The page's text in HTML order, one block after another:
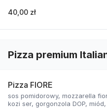
40,00 zł
Pizza premium
Pizza FIORE
sos pomidorowy, mozzarella
kozi ser, gorgonzola DOP,